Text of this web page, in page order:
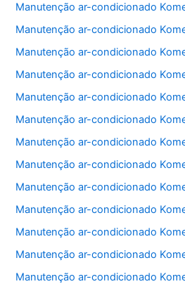
Manutenção ar-condicionado
Manutenção ar-condicionado
Manutenção ar-condicionado
Manutenção ar-condicionado
Manutenção ar-condicionado
Manutenção ar-condicionado
Manutenção ar-condicionado
Manutenção ar-condicionado
Manutenção ar-condicionado
Manutenção ar-condicionado
Manutenção ar-condicionado
Manutenção ar-condicionado
Manutenção ar-condicionado